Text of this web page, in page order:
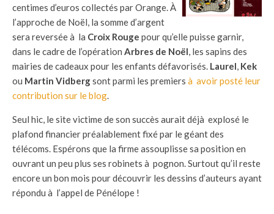
centimes d’euros collectés par Orange. À
l’approche de Noël, la somme d’argent
sera reversée à la Croix Rouge pour qu’elle puisse garnir,
dans le cadre de l’opération Arbres de Noël, les sapins des
mairies de cadeaux pour les enfants défavorisés. Laurel, Kek
ou Martin Vidbergsont parmi les premiers à avoir posté leur
contribution sur le blog.
Seul hic, le site victime de son succès aurait déjà explosé le
plafond financier préalablement fixé par le géant des
télécoms. Espérons que la firme assouplisse sa position en
ouvrant un peu plus ses robinets à pognon. Surtout qu’il reste
encore un bon mois pour découvrir les dessins d’auteurs ayant
répondu à l’appel de Pénélope !